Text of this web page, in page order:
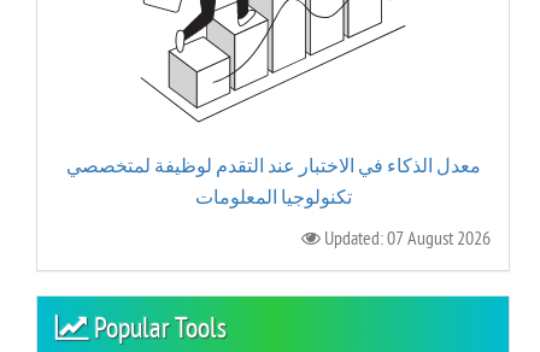
معدل الذكاء في الاختبار عند التقدم لوظيفة لمتخصصي
تكنولوجيا المعلومات
Updated: 07 August 2026
Popular Tools